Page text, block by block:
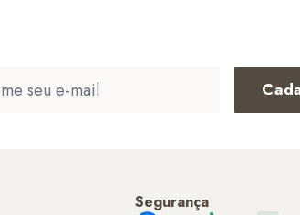
Segurança